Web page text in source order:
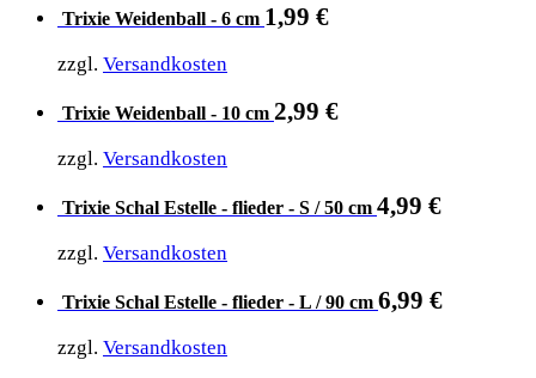
Trixie Weidenball - 6 cm 1,99 €
zzgl. Versandkosten
Trixie Weidenball - 10 cm 2,99 €
zzgl. Versandkosten
Trixie Schal Estelle - flieder - S / 50 cm 4,99 €
zzgl. Versandkosten
Trixie Schal Estelle - flieder - L / 90 cm 6,99 €
zzgl. Versandkosten